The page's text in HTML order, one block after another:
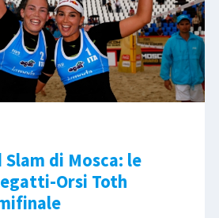
Slam di Mosca: le
Orsi Toth